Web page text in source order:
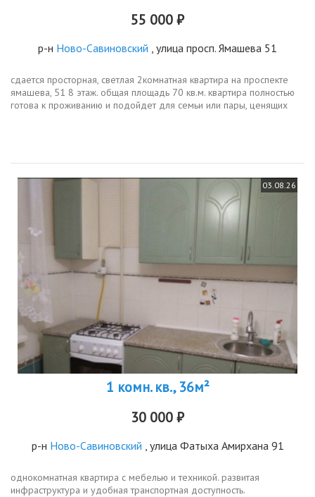
55 000 ₽
р-н Ново-Савиновский , улица просп. Ямашева 51
сдается просторная, светлая 2комнатная квартира на проспекте
ямашева, 51 8 этаж. общая площадь 70 кв.м. квартира полностью
готова к проживанию и подойдет для семьи или пары, ценящих
03.08.26
1 комн. кв., 36м²
30 000 ₽
р-н Ново-Савиновский , улица Фатыха Амирхана 91
однокомнатная квартира с мебелью и техникой. развитая
инфраструктура и удобная транспортная доступность.